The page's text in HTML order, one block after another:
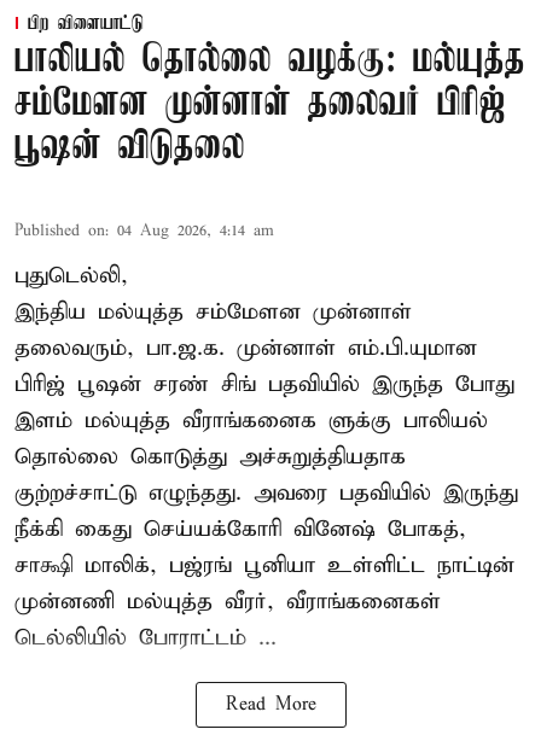
பிற விளையாட்டு
பாலியல் தொல்லை வழக்கு: மல்யுத்த
சம்மேளன முன்னாள் தலைவர் பிரிஜ்
பூஷன் விடுதலை
Published on: 04 Aug 2026, 4:14 am
புதுடெல்லி,
இந்திய மல்யுத்த சம்மேளன முன்னாள்
தலைவரும், பா.ஜ.க. முன்னாள் எம்.பி.யுமான
பிரிஜ் பூஷன் சரண் சிங் பதவியில் இருந்த போது
இளம் மல்யுத்த வீராங்கனைக ளுக்கு பாலியல்
தொல்லை கொடுத்து அச்சுறுத்தியதாக
குற்றச்சாட்டு எழுந்தது. அவரை பதவியில் இருந்து
நீக்கி கைது செய்யக்கோரி வினேஷ் போகத்,
சாக்ஷி மாலிக், பஜ்ரங் பூனியா உள்ளிட்ட நாட்டின்
முன்னணி மல்யுத்த வீரர், வீராங்கனைகள்
டெல்லியில் போராட்டம் ...
Read More